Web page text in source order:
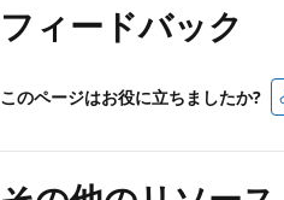
フィードバック
このページはお役に立ちましたか?